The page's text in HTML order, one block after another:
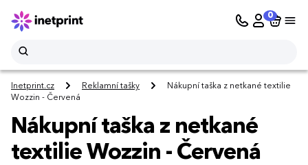
0
Inetprint.cz Reklamní tašky
Nákupní taška z netkané textilie
Wozzin - Červená
Nákupní taška z netkané
textilie Wozzin - Červená